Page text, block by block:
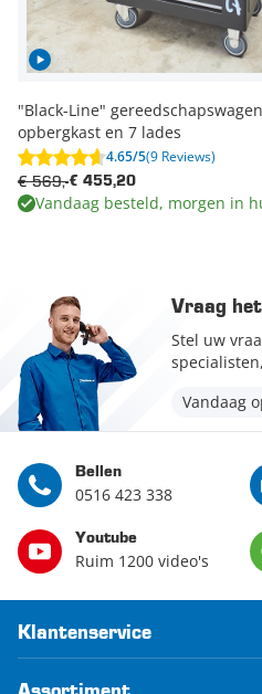
"Black-Line"
opbergkast en 7 lades
4.65/5(9 Reviews)
€ 455,20
€ 569,-
Vandaag besteld, morgen in
Vraag
Stel uw
Vandaag
Bellen
0516 423 338
Youtube
Ruim 1200 video's
Klantenservice